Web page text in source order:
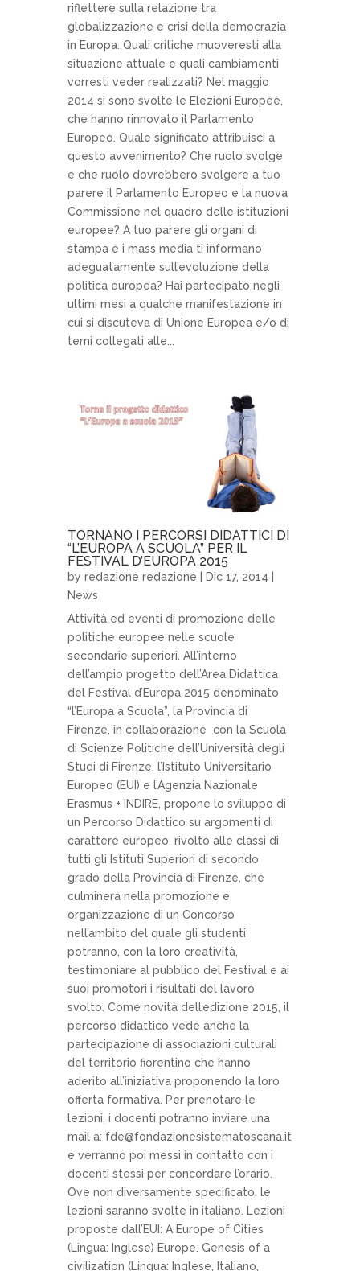
riflettere sulla relazione tra
globalizzazione e crisi della democrazia
in Europa. Quali critiche muoveresti alla
situazione attuale e quali cambiamenti
vorresti veder realizzati? Nel maggio
2014 si sono svolte le Elezioni Europee,
che hanno rinnovato il Parlamento
Europeo. Quale significato attribuisci a
questo avvenimento? Che ruolo svolge
e che ruolo dovrebbero svolgere a tuo
parere il Parlamento Europeo e la nuova
Commissione nel quadro delle istituzioni
europee? A tuo parere gli organi di
stampa e i mass media ti informano
adeguatamente sull’evoluzione della
politica europea? Hai partecipato negli
ultimi mesi a qualche manifestazione in
cui si discuteva di Unione Europea e/o di
temi collegati alle...
TORNANO I PERCORSI DIDATTICI DI
“L’EUROPA A SCUOLA” PER IL
FESTIVAL D’EUROPA 2015
by redazione redazione | Dic 17, 2014 |
News
Attività ed eventi di promozione delle
politiche europee nelle scuole
secondarie superiori. All’interno
dell’ampio progetto dell’Area Didattica
del Festival d’Europa 2015 denominato
“l’Europa a Scuola”, la Provincia di
Firenze, in collaborazione con la Scuola
di Scienze Politiche dell’Università degli
Studi di Firenze, l’Istituto Universitario
Europeo (EUI) e l’Agenzia Nazionale
Erasmus + INDIRE, propone lo sviluppo di
un Percorso Didattico su argomenti di
carattere europeo, rivolto alle classi di
tutti gli Istituti Superiori di secondo
grado della Provincia di Firenze, che
culminerà nella promozione e
organizzazione di un Concorso
nell’ambito del quale gli studenti
potranno, con la loro creatività,
testimoniare al pubblico del Festival e ai
suoi promotori i risultati del lavoro
svolto. Come novità dell’edizione 2015, il
percorso didattico vede anche la
partecipazione di associazioni culturali
del territorio fiorentino che hanno
aderito all’iniziativa proponendo la loro
offerta formativa. Per prenotare le
lezioni, i docenti potranno inviare una
mail a: fde@fondazionesistematoscana.it
e verranno poi messi in contatto con i
docenti stessi per concordare l’orario.
Ove non diversamente specificato, le
lezioni saranno svolte in italiano. Lezioni
proposte dall’EUI: A Europe of Cities
(Lingua: Inglese) Europe. Genesis of a
civilization (Lingua: Inglese, Italiano,